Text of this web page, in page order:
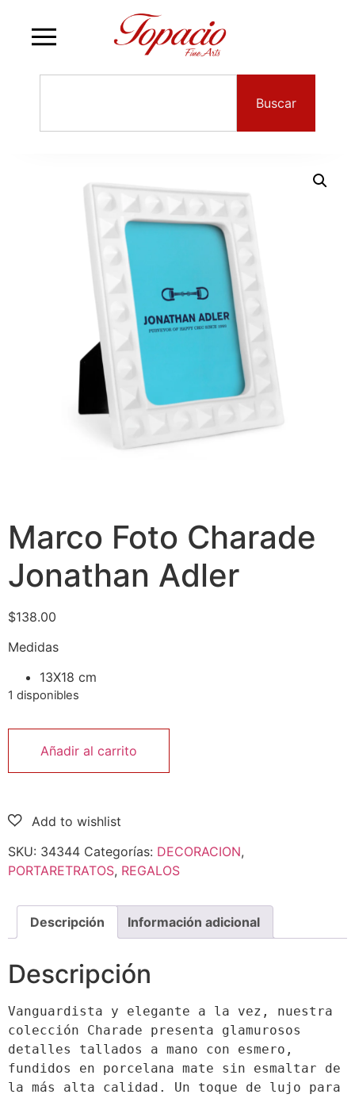
Buscar
Marco Foto Charade
Jonathan Adler
$138.00
Medidas
13X18 cm
1 disponibles
Añadir al carrito
SKU: 34344 Categorías: DECORACION,
PORTARETRATOS, REGALOS
Descripción Información adicional
Descripción
Vanguardista y elegante a la vez, nuestra
colección Charade presenta glamurosos
detalles tallados a mano con esmero,
fundidos en porcelana mate sin esmaltar de
la más alta calidad. Un toque de lujo para